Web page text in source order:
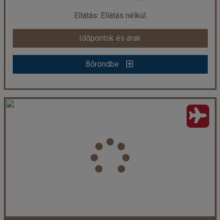
Időpontok és árak
Bőröndbe
Ellátás: Ellátás nélkül
Időpontok és árak
Bőröndbe
Elena stúdiók (repülő)
Város: Moraitika
Utazás módja:
Repülővel
Ellátás: Ellátás nélkül
Szálláskategória:Apartman